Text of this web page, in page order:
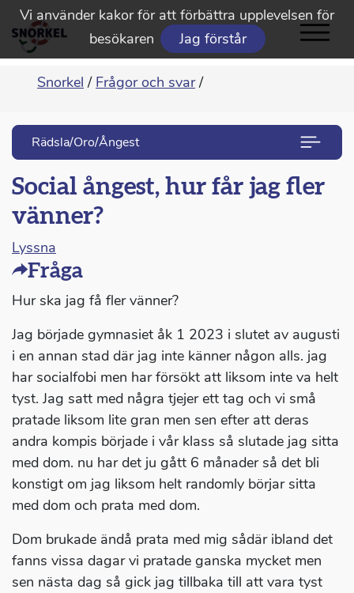
Vi använder kakor för att förbättra upplevelsen för
besökaren
Jag förstår
Snorkel / Frågor och svar /
Rädsla/Oro/Ångest
Social ångest, hur får jag fler
vänner?
Lyssna
Fråga
Hur ska jag få fler vänner?
Jag började gymnasiet åk 1 2023 i slutet av augusti
i en annan stad där jag inte känner någon alls. jag
har socialfobi men har försökt att liksom inte va helt
tyst. Jag satt med några tjejer ett tag och vi små
pratade liksom lite gran men sen efter att deras
andra kompis började i vår klass så slutade jag sitta
med dom. nu har det ju gått 6 månader så det bli
konstigt om jag liksom helt randomly börjar sitta
med dom och prata med dom.
Dom brukade ändå prata med mig sådär ibland det
fanns vissa dagar vi pratade ganska mycket men
sen nästa dag så gick jag tillbaka till att vara tyst